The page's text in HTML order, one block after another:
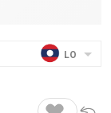
LO